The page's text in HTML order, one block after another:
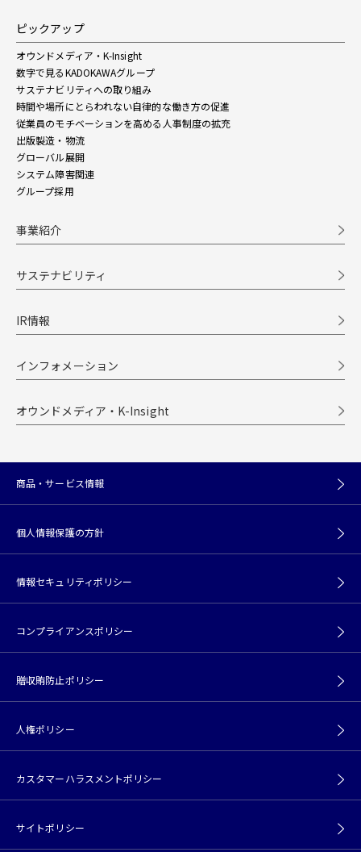
ピックアップ
オウンドメディア・K-Insight
数字で見るKADOKAWAグループ
サステナビリティへの取り組み
時間や場所にとらわれない自律的な働き方の促進
従業員のモチベーションを高める人事制度の拡充
出版製造・物流
グローバル展開
システム障害関連
グループ採用
事業紹介
サステナビリティ
IR情報
インフォメーション
オウンドメディア・K-Insight
商品・サービス情報
個人情報保護の方針
情報セキュリティポリシー
コンプライアンスポリシー
贈収賄防止ポリシー
人権ポリシー
カスタマーハラスメントポリシー
サイトポリシー